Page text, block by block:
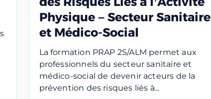
Physique – Secteur Sanitaire
et Médico-Social
La formation PRAP 2S/ALM permet aux
professionnels du secteur sanitaire et
médico-social de devenir acteurs de la
prévention des risques liés à...
une session